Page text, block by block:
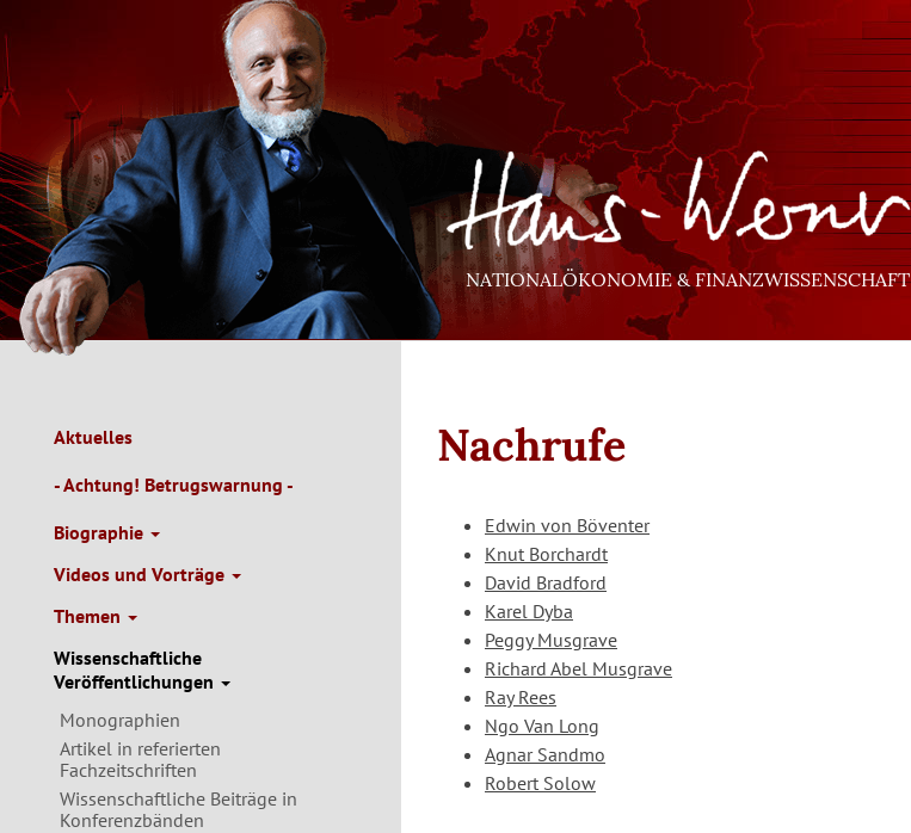
zum
Inhalt
NATIONALÖKONOMIE & FINANZWISSENSCHAFT
Main
Navigation
Aktuelles
- Achtung! Betrugswarnung -
Biographie
Videos und Vorträge
Themen
Wissenschaftliche
Veröffentlichungen
Monographien
Artikel in referierten
Fachzeitschriften
Wissenschaftliche Beiträge in
Konferenzbänden
Nachrufe
Edwin von Böventer
Knut Borchardt
David Bradford
Karel Dyba
Peggy Musgrave
Richard Abel Musgrave
Ray Rees
Ngo Van Long
Agnar Sandmo
Robert Solow